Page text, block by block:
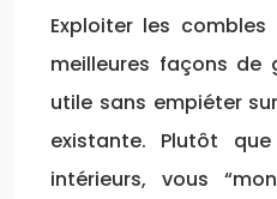
Exploiter les
meilleures façons de
utile sans empiéter
existante. Plutôt
intérieurs, vous